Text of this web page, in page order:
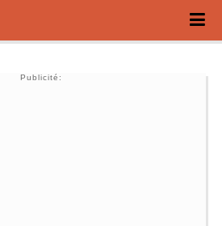
Publicité: